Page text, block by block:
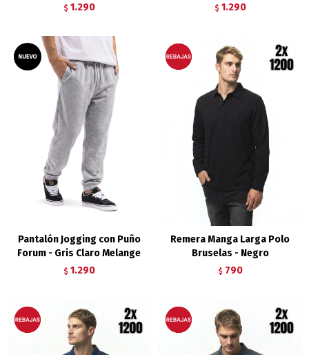
$ 1.290 $ 1.290
Pantalón Jogging con Puño
Forum - Gris Claro Melange
$ 1.290
Remera Manga Larga Polo
Bruselas - Negro
$ 790